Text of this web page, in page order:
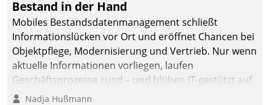
gemeinsam mit der Berliner Datatrain GmbH den
Teilprozess der Objektsanierung digitalisiert.
Bestand in der Hand
Mobiles Bestandsdatenmanagement schließt
Informationslücken vor Ort und eröffnet Chancen bei
Objektpflege, Modernisierung und Vertrieb. Nur wenn
aktuelle Informationen vorliegen, laufen
Geschäftsprozesse rund – und blühen IT-gestützt auf.
Nadja Hußmann